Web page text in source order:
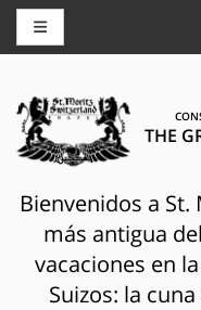
THE
Bienvenidos a
más antigua
vacaciones en
Suizos: la